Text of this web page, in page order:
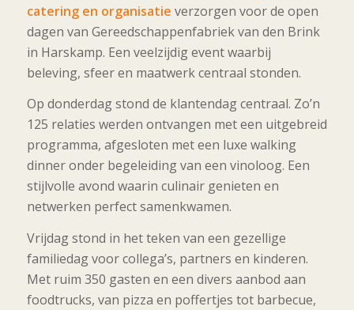
catering en organisatie verzorgen voor de open
dagen van Gereedschappenfabriek van den Brink
in Harskamp. Een veelzijdig event waarbij
beleving, sfeer en maatwerk centraal stonden.
Op donderdag stond de klantendag centraal. Zo’n
125 relaties werden ontvangen met een uitgebreid
programma, afgesloten met een luxe walking
dinner onder begeleiding van een vinoloog. Een
stijlvolle avond waarin culinair genieten en
netwerken perfect samenkwamen.
Vrijdag stond in het teken van een gezellige
familiedag voor collega’s, partners en kinderen.
Met ruim 350 gasten en een divers aanbod aan
foodtrucks, van pizza en poffertjes tot barbecue,